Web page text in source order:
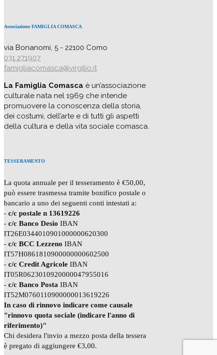
Associazione FAMIGLIA COMASCA
via Bonanomi, 5 - 22100 Como
031 271907
famigliacomasca@virgilio.it
La Famiglia Comasca è un’associazione
culturale nata nel 1969 che intende
promuovere la conoscenza della storia,
dei costumi, dell’arte e di tutti gli aspetti
della cultura e della vita sociale comasca.
TESSERAMENTO
La quota annuale per il tesseramento è €50,00,
può essere trasmessa tramite bonifico postale o
bancario a uno dei seguenti conti intestati a:
- c/c postale n 13619226
- c/c Banco Desio IBAN
IT26E0344010901000000620300
- c/c BCC Lezzeno IBAN
IT57H0861810900000000602500
- c/c Credit Agricole IBAN
IT05R0623010920000047955016
- c/c Banco Posta IBAN
IT52M0760110900000013619226
In caso di rinnovo indicare come causale
"rinnovo quota sociale (indicare l'anno di
riferimento)"
Chi desidera l'invio a mezzo posta della tessera
è pregato di aggiungere €3,00.